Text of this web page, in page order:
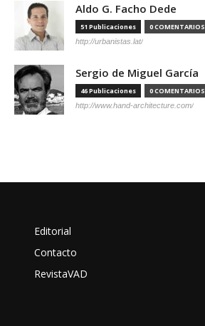
Aldo G. Facho Dede
51 Publicaciones 0 COMENTARIOS
http://urbanistas.lat/
Sergio de Miguel García
46 Publicaciones 0 COMENTARIOS
http://www.hand-architecture.com/
Editorial
Contacto
RevistaVAD